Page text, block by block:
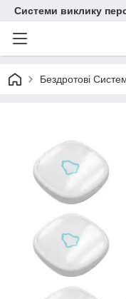
Системи виклику
Бездротові